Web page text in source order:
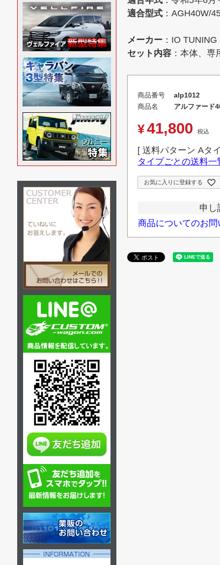
適合型式 ：AGH40W/
メーカー ：IO
セット内容 ：本体、
商品番号
alp1012
商品名
アルファード
¥41,800 税込
送料パターン Aタ
タイプごとの送料一
お気に入りに登録する
申し
商品についてのお問